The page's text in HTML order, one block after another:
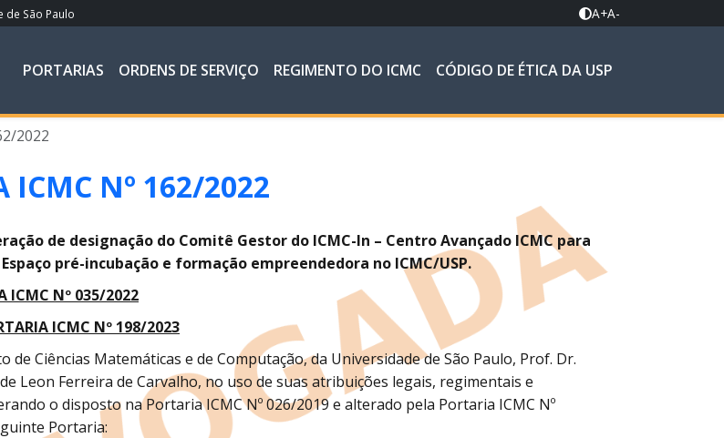
de São Paulo A+A-
PORTARIAS ORDENS DE SERVIÇO REGIMENTO DO ICMC CÓDIGO DE ÉTICA DA USP
2022
ICMC Nº 162/2022
de designação do Comitê Gestor do ICMC-In – Centro Avançado ICMC para
pré-incubação e formação empreendedora no ICMC/USP.
ICMC Nº 035/2022
ICMC Nº 198/2023
Ciências Matemáticas e de Computação, da Universidade de São Paulo, Prof. Dr.
Leon Ferreira de Carvalho, no uso de suas atribuições legais, regimentais e
o disposto na Portaria ICMC Nº 026/2019 e alterado pela Portaria ICMC Nº
Portaria: